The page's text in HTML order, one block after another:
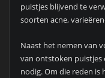
puistjes blijvend te
soorten acne,
Naast het nemen van
van ontstoken puistjes
nodig. Om die reden is